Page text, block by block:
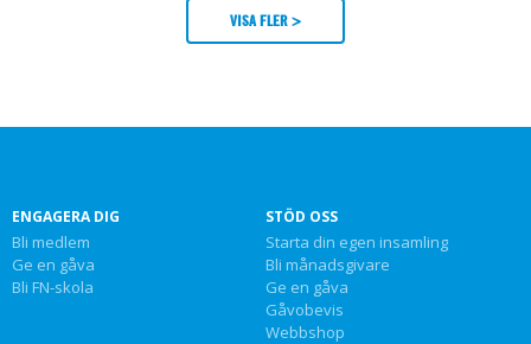
VISA FLER >
ENGAGERA DIG
Bli medlem
Ge en gåva
Bli FN-skola
STÖD OSS
Starta din egen insamling
Bli månadsgivare
Ge en gåva
Gåvobevis
Webbshop